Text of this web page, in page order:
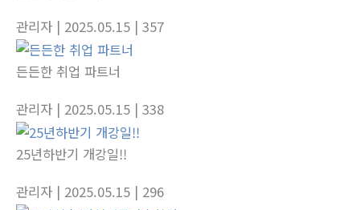
관리자 | 2025.05.15 | 357
든든한 취업 파트너
관리자 | 2025.05.15 | 338
25년하반기 개강일!!
관리자 | 2025.05.15 | 296